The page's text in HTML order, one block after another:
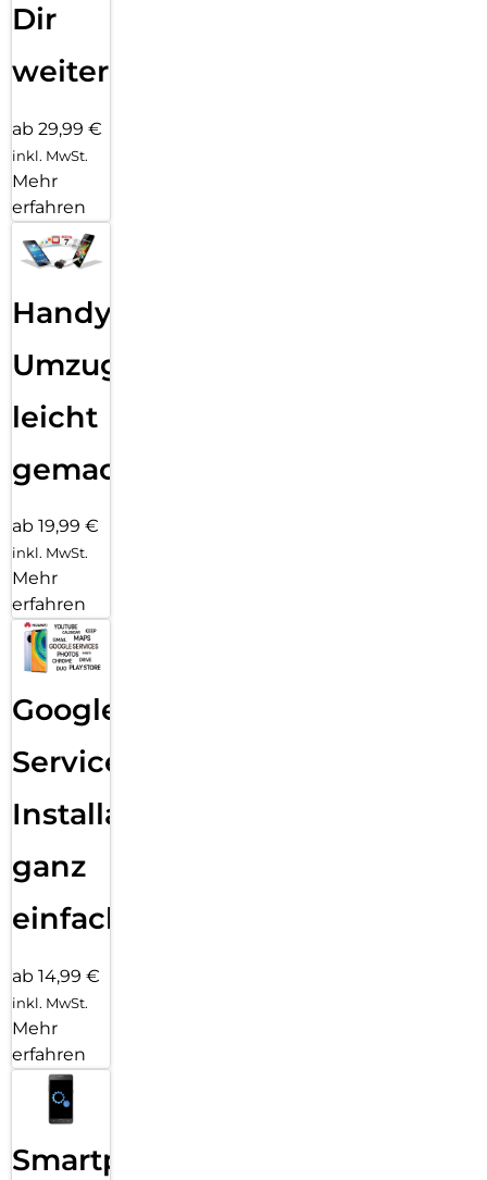
Dir
weiter
ab 29,99 €
inkl. MwSt.
Mehr
erfahren
Handy
Umzug
leicht
gemacht!
ab 19,99 €
inkl. MwSt.
Mehr
erfahren
Google
Services
Installation
ganz
einfach
ab 14,99 €
inkl. MwSt.
Mehr
erfahren
Smartphone